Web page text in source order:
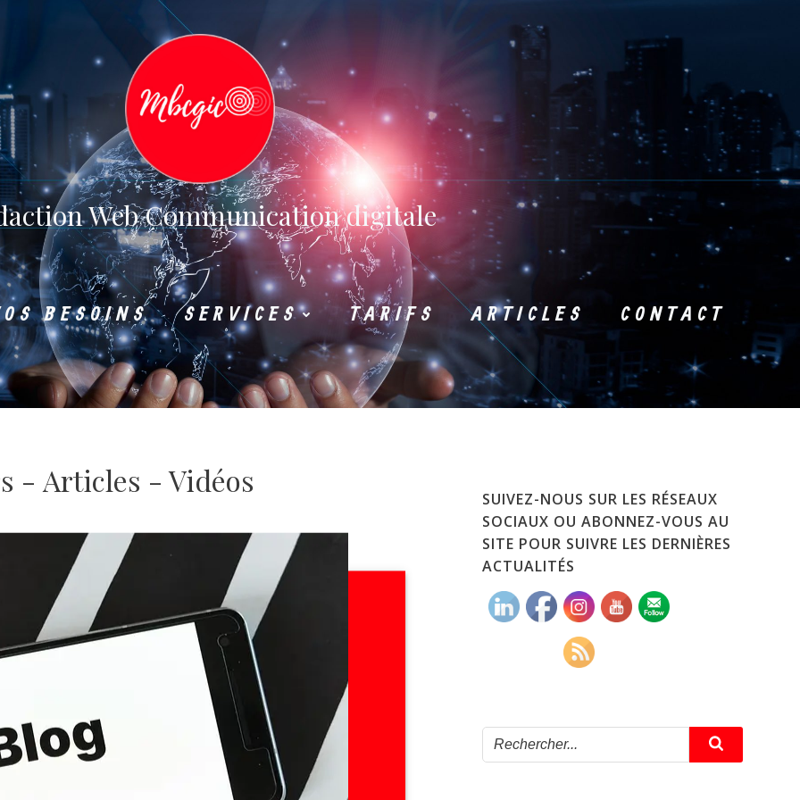
Web Communication digitale
BESOINS SERVICES TARIFS ARTICLES CONTACT
- Articles - Vidéos
SUIVEZ-NOUS SUR LES RÉSEAUX
SOCIAUX OU ABONNEZ-VOUS AU
SITE POUR SUIVRE LES DERNIÈRES
ACTUALITÉS